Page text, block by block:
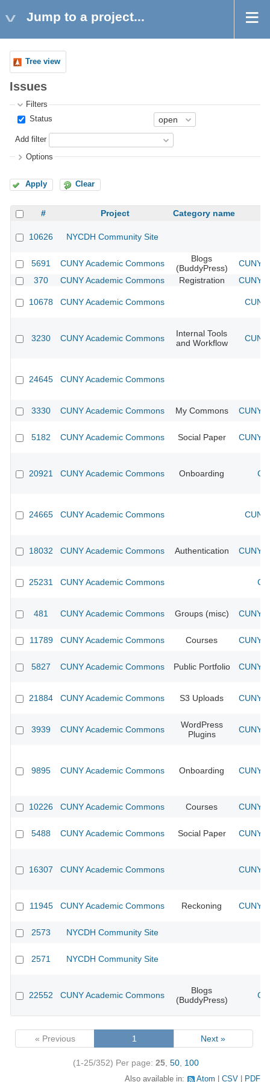
Jump to a project...
Tree view
Issues
Filters
Status
Add filter
Options
Apply Clear
# Project Category name
10626 NYCDH Community Site
5691 CUNY Academic Commons
Blogs
(BuddyPress)
CUNY
370
CUNY Academic Commons Registration CUNY
10678 CUNY Academic Commons
3230 CUNY Academic Commons
Internal Tools
and Workflow
24645 CUNY Academic Commons
3330 CUNY Academic Commons My Commons CUNY
5182 CUNY Academic Commons Social Paper CUNY
20921 CUNY Academic Commons Onboarding
24665 CUNY Academic Commons
18032 CUNY Academic Commons Authentication CUNY
25231 CUNY Academic Commons
481 CUNY Academic Commons Groups (misc) CUNY
11789 CUNY Academic Commons Courses CUNY
5827 CUNY Academic Commons Public Portfolio CUNY
21884 CUNY Academic Commons S3 Uploads CUNY
3939 CUNY Academic Commons
WordPress
Plugins
CUNY
9895 CUNY Academic Commons Onboarding CUNY
10226 CUNY Academic Commons Courses CUNY
5488 CUNY Academic Commons Social Paper CUNY
16307 CUNY Academic Commons CUNY
11945 CUNY Academic Commons Reckoning CUNY
2573 NYCDH Community Site
2571 NYCDH Community Site
22552 CUNY Academic Commons
Blogs
(BuddyPress)
« Previous 1 Next »
(1-25/352) Per page: 25 50 100
Also available in: Atom CSV PDF